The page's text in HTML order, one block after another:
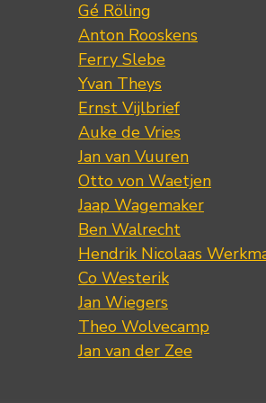
Gé Röling
Anton Rooskens
Ferry Slebe
Yvan Theys
Ernst Vijlbrief
Auke de Vries
Jan van Vuuren
Otto von Waetjen
Jaap Wagemaker
Ben Walrecht
Hendrik Nicolaas
Co Westerik
Jan Wiegers
Theo Wolvecamp
Jan van der Zee